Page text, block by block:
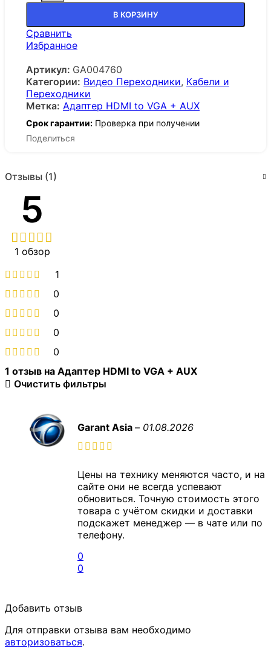
В КОРЗИНУ
Сравнить
Избранное
Артикул: GA004760
Категории: Видео Переходники, Кабели и
Переходники
Метка: Адаптер HDMI to VGA + AUX
Срок гарантии: Проверка при получении
Поделиться
Отзывы (1)
5
1 обзор
1
0
0
0
0
1 отзыв на Адаптер HDMI to VGA + AUX
Очистить фильтры
Garant Asia – 01.08.2026
Цены на технику меняются часто, и на
сайте они не всегда успевают
обновиться. Точную стоимость этого
товара с учётом скидки и доставки
подскажет менеджер — в чате или по
телефону.
0
0
Добавить отзыв
Для отправки отзыва вам необходимо
авторизоваться.